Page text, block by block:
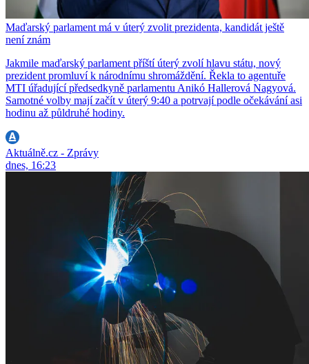
Maďarský parlament má v úterý zvolit prezidenta, kandidát ještě
není znám
Jakmile maďarský parlament příští úterý zvolí hlavu státu, nový
prezident promluví k národnímu shromáždění. Řekla to agentuře
MTI úřadující předsedkyně parlamentu Anikó Hallerová Nagyová.
Samotné volby mají začít v úterý 9:40 a potrvají podle očekávání asi
hodinu až půldruhé hodiny.
Aktuálně.cz - Zprávy
dnes, 16:23